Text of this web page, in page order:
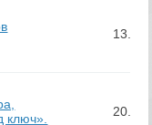
ключ».